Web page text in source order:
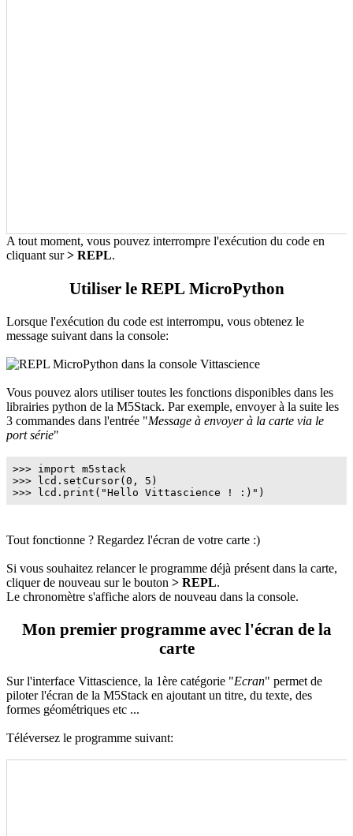
A tout moment, vous pouvez interrompre l'exécution du code en
cliquant sur> REPL.
Utiliser le REPL MicroPython
Lorsque l'exécution du code est interrompu, vous obtenez le
message suivant dans la console:
Vous pouvez alors utiliser toutes les fonctions disponibles dans les
librairies python de la M5Stack. Par exemple, envoyer à la suite les
3 commandes dans l'entrée "Message à envoyer à la carte via le
port série"
>>> import m5stack
>>> lcd.setCursor(0, 5)
>>> lcd.print("Hello Vittascience ! :)")
Tout fonctionne ? Regardez l'écran de votre carte :)
Si vous souhaitez relancer le programme déjà présent dans la carte,
cliquer de nouveau sur le bouton > REPL.
Le chronomètre s'affiche alors de nouveau dans la console.
Mon premier programme avec l'écran de la
carte
Sur l'interface Vittascience, la 1ère catégorie "Ecran" permet de
piloter l'écran de la M5Stack en ajoutant un titre, du texte, des
formes géométriques etc ...
Téléversez le programme suivant: